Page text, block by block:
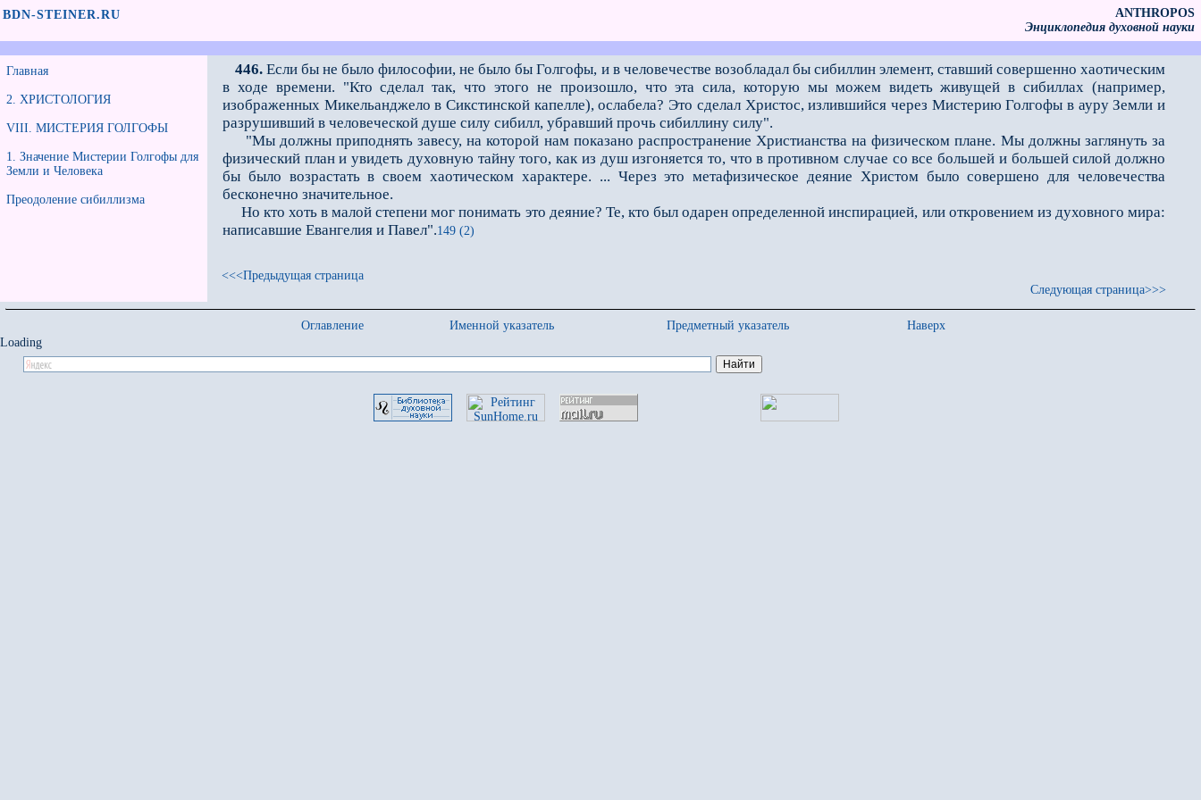
BDN-STEINER.RU
ANTHROPOS
Энциклопедия духовной науки
Главная
2. ХРИСТОЛОГИЯ
VIII. МИСТЕРИЯ ГОЛГОФЫ
1. Значение Мистерии Голгофы для
Земли и Человека
Преодоление сибиллизма
446. Если бы не было философии, не было бы Голгофы, и в человечестве возобладал бы сибиллин элемент, ставший совершенно хаотическим
в ходе времени. "Кто сделал так, что этого не произошло, что эта сила, которую мы можем видеть живущей в сибиллах (например,
изображенных Микельанджело в Сикстинской капелле), ослабела? Это сделал Христос, излившийся через Мистерию Голгофы в ауру Земли и
разрушивший в человеческой душе силу сибилл, убравший прочь сибиллину силу".
"Мы должны приподнять завесу, на которой нам показано распространение Христианства на физическом плане. Мы должны заглянуть за
физический план и увидеть духовную тайну того, как из душ изгоняется то, что в противном случае со все большей и большей силой должно
бы было возрастать в своем хаотическом характере. ... Через это метафизическое деяние Христом было совершено для человечества
бесконечно значительное.
Но кто хоть в малой степени мог понимать это деяние? Те, кто был одарен определенной инспирацией, или откровением из духовного мира:
написавшие Евангелия и Павел".149 (2)
<<<Предыдущая страница
Следующая страница>>>
Оглавление Именной указатель Предметный указатель
Наверх
Loading